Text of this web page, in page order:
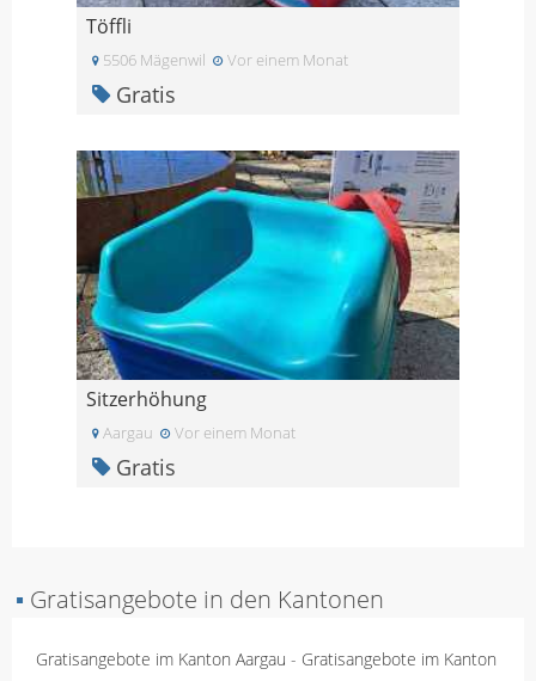
Töffli
5506 Mägenwil Vor einem Monat
Gratis
Sitzerhöhung
Aargau Vor einem Monat
Gratis
▪ Gratisangebote in den Kantonen
Gratisangebote im Kanton Aargau - Gratisangebote im Kanton